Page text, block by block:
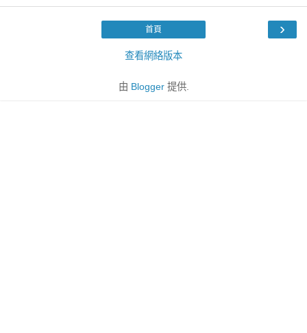
›
首頁
查看網絡版本
由 Blogger提供.